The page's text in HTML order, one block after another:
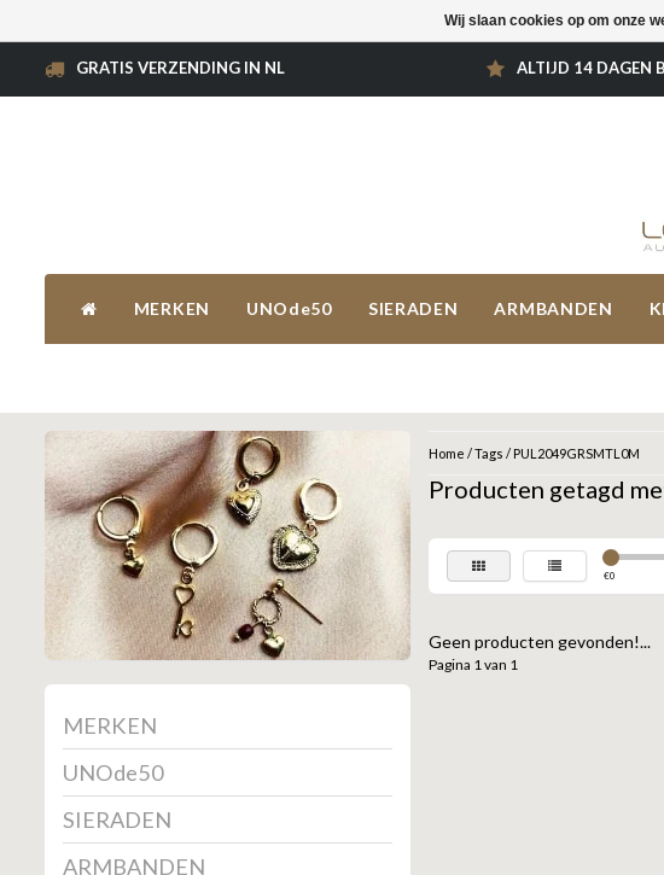
GRATIS VERZENDING IN NL ALTIJD 14 DAGEN
MERKEN UNOde50 SIERADEN ARMBANDEN
MERKEN
UNOde50
SIERADEN
ARMBANDEN
Home /Tags / PUL2049GRSMTL0M
Producten getagd
€0
Geen producten gevonden!...
Pagina 1 van 1
Wij slaan cookies op om onze